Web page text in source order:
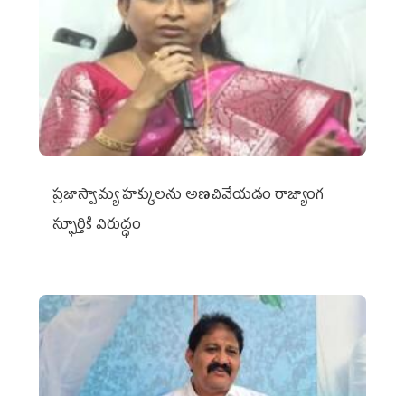
ప్రజాస్వామ్య హక్కులను అణచివేయడం రాజ్యాంగ
స్ఫూర్తికి విరుద్ధం